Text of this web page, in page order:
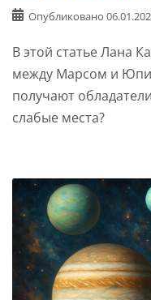
Опубликовано
В этой статье Лана
между Марсом и
получают
слабые места?